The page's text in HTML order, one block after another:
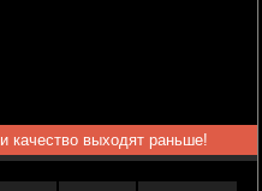
качество выходят раньше!